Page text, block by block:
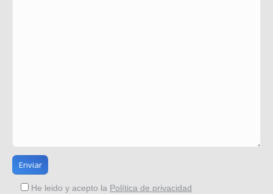
He leido y acepto la Política de privacidad